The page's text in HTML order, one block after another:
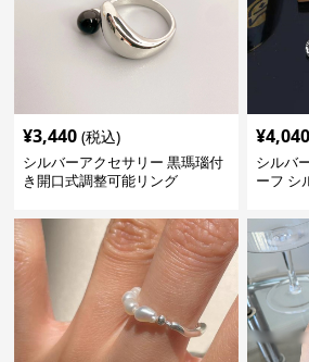
¥3,440 (税込)
シルバーアクセサリー 黒瑪瑙付
き開口式調整可能リング
¥4,040
シルバ
ーフ シ